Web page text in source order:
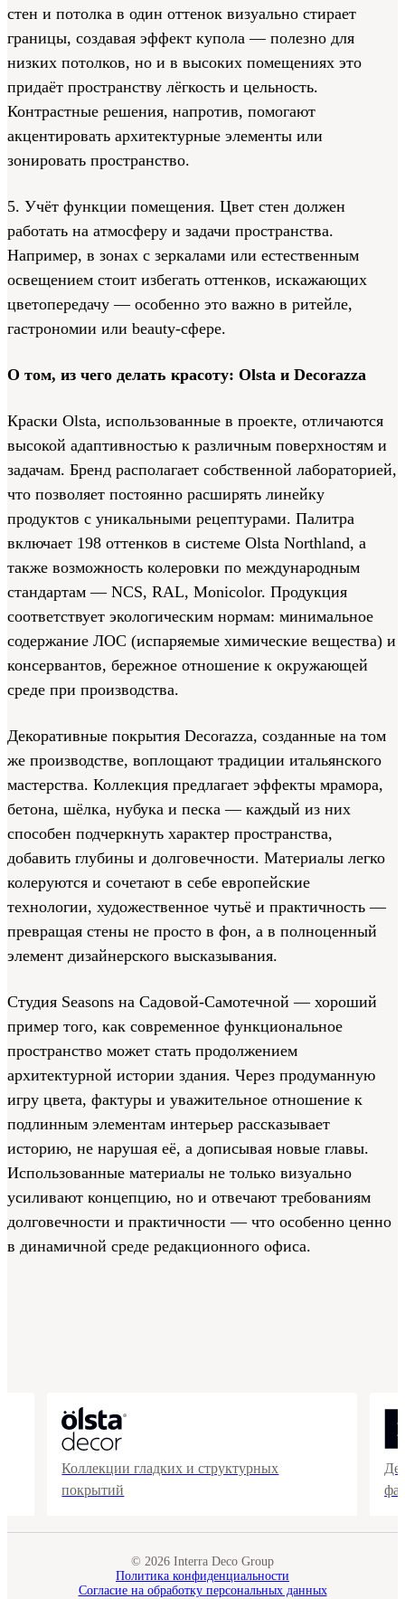
стен и потолка в один оттенок визуально стирает
границы, создавая эффект купола — полезно для
низких потолков, но и в высоких помещениях это
придаёт пространству лёгкость и цельность.
Контрастные решения, напротив, помогают
акцентировать архитектурные элементы или
зонировать пространство.
5. Учёт функции помещения. Цвет стен должен
работать на атмосферу и задачи пространства.
Например, в зонах с зеркалами или естественным
освещением стоит избегать оттенков, искажающих
цветопередачу — особенно это важно в ритейле,
гастрономии или beauty-сфере.
О том, из чего делать красоту: Olsta и Decorazza
Краски Olsta, использованные в проекте, отличаются
высокой адаптивностью к различным поверхностям и
задачам. Бренд располагает собственной лабораторией,
что позволяет постоянно расширять линейку
продуктов с уникальными рецептурами. Палитра
включает 198 оттенков в системе Olsta Northland, а
также возможность колеровки по международным
стандартам — NCS, RAL, Monicolor. Продукция
соответствует экологическим нормам: минимальное
содержание ЛОС (испаряемые химические вещества) и
консервантов, бережное отношение к окружающей
среде при производства.
Декоративные покрытия Decorazza, созданные на том
же производстве, воплощают традиции итальянского
мастерства. Коллекция предлагает эффекты мрамора,
бетона, шёлка, нубука и песка — каждый из них
способен подчеркнуть характер пространства,
добавить глубины и долговечности. Материалы легко
колеруются и сочетают в себе европейские
технологии, художественное чутьё и практичность —
превращая стены не просто в фон, а в полноценный
элемент дизайнерского высказывания.
Студия Seasons на Садовой-Самотечной — хороший
пример того, как современное функциональное
пространство может стать продолжением
архитектурной истории здания. Через продуманную
игру цвета, фактуры и уважительное отношение к
подлинным элементам интерьер рассказывает
историю, не нарушая её, а дописывая новые главы.
Использованные материалы не только визуально
усиливают концепцию, но и отвечают требованиям
долговечности и практичности — что особенно ценно
в динамичной среде редакционного офиса.
Коллекции гладких и структурных
покрытий
© 2026 Interra Deco Group
Политика конфиденциальности
Согласие на обработку персональных данных